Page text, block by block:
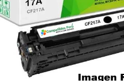
Click to enlarge